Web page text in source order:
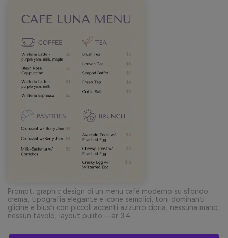
Prompt: graphic design di un menu café moderno su sfondo
crema, tipografia elegante e icone semplici, toni dominanti
glicine e blush con piccoli accenti azzurro cipria, nessuna mano,
nessun tavolo, layout pulito --ar 3:4